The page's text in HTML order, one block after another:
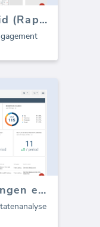
Youtube Betrokkenheid (Rapport)
BrightLocal beoordelingen en citaten (Rapport)